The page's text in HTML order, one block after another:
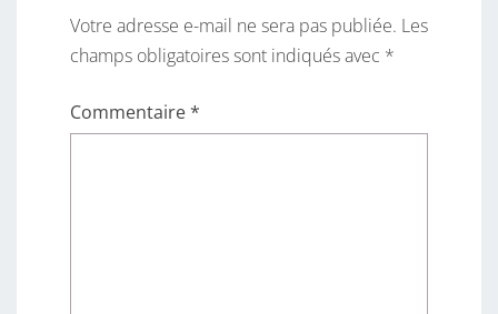
Votre adresse e-mail ne sera pas publiée. Les
champs obligatoires sont indiqués avec *
Commentaire*